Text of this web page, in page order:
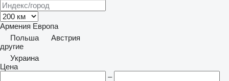
Армения Европа
Польша
Австрия
другие
Украина
Цена
–